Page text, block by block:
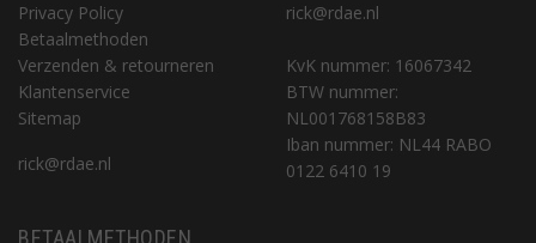
Privacy Policy
Betaalmethoden
Verzenden & retourneren
Klantenservice
Sitemap
rick@rdae.nl
rick@rdae.nl
KvK nummer: 16067342
BTW nummer:
NL001768158B83
Iban nummer: NL44 RABO
0122 6410 19
BETAALMETHODEN